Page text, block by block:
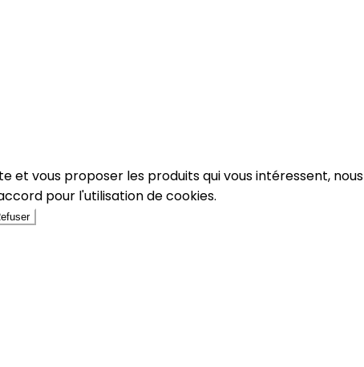
et vous proposer les produits qui vous intéressent, nous
pour l'utilisation de cookies.